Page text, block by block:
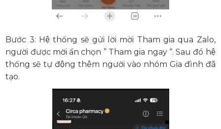
Bước 3: Hệ thống sẽ gửi lời mời Tham gia qua Zalo,
người được mời ấn chọn ” Tham gia ngay “. Sau đó hệ
thống sẽ tự động thêm người vào nhóm Gia đình đã
tạo.